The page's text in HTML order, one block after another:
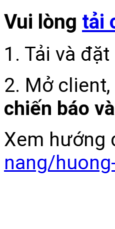
Vui lòng tải
1. Tải và
2. Mở
chiến báo
Xem hướng
nang/